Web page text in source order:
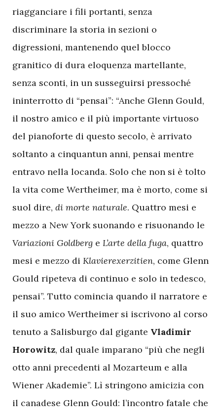
riagganciare i fili portanti, senza
discriminare la storia in sezioni o
digressioni, mantenendo quel blocco
granitico di dura eloquenza martellante,
senza sconti, in un susseguirsi pressoché
ininterrotto di “pensai”: “Anche Glenn Gould,
il nostro amico e il più importante virtuoso
del pianoforte di questo secolo, è arrivato
soltanto a cinquantun anni, pensai mentre
entravo nella locanda. Solo che non si è tolto
la vita come Wertheimer, ma è morto, come si
suol dire, di morte naturale. Quattro mesi e
mezzo a New York suonando e risuonando le
Variazioni Goldberg e L’arte della fuga, quattro
mesi e mezzo di Klavierexerzitien, come Glenn
Gould ripeteva di continuo e solo in tedesco,
pensai”. Tutto comincia quando il narratore e
il suo amico Wertheimer si iscrivono al corso
tenuto a Salisburgo dal gigante Vladimir
Horowitz, dal quale imparano “più che negli
otto anni precedenti al Mozarteum e alla
Wiener Akademie”. Lì stringono amicizia con
il canadese Glenn Gould: l’incontro fatale che